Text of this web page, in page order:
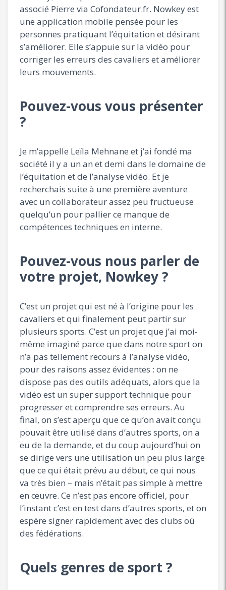
associé Pierre via Cofondateur.fr. Nowkey est
une application mobile pensée pour les
personnes pratiquant l’équitation et désirant
s’améliorer. Elle s’appuie sur la vidéo pour
corriger les erreurs des cavaliers et améliorer
leurs mouvements.
Pouvez-vous vous présenter
?
Je m’appelle Leïla Mehnane et j’ai fondé ma
société il y a un an et demi dans le domaine de
l’équitation et de l’analyse vidéo. Et je
recherchais suite à une première aventure
avec un collaborateur assez peu fructueuse
quelqu’un pour pallier ce manque de
compétences techniques en interne.
Pouvez-vous nous parler de
votre projet, Nowkey ?
C’est un projet qui est né à l’origine pour les
cavaliers et qui finalement peut partir sur
plusieurs sports. C’est un projet que j’ai moi-
même imaginé parce que dans notre sport on
n’a pas tellement recours à l’analyse vidéo,
pour des raisons assez évidentes : on ne
dispose pas des outils adéquats, alors que la
vidéo est un super support technique pour
progresser et comprendre ses erreurs. Au
final, on s’est aperçu que ce qu’on avait conçu
pouvait être utilisé dans d’autres sports, on a
eu de la demande, et du coup aujourd’hui on
se dirige vers une utilisation un peu plus large
que ce qui était prévu au début, ce qui nous
va très bien – mais n’était pas simple à mettre
en œuvre. Ce n’est pas encore officiel, pour
l’instant c’est en test dans d’autres sports, et on
espère signer rapidement avec des clubs où
des fédérations.
Quels genres de sport ?